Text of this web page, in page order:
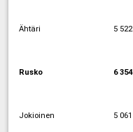
Ähtäri 5 522
Rusko 6 354
Jokioinen 5 061